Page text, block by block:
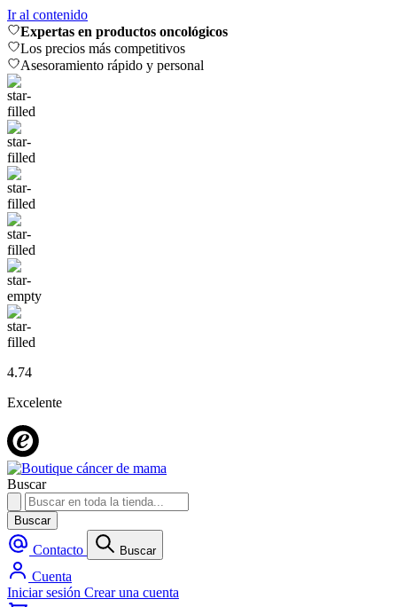
Ir al contenido
Expertas en productos oncológicos
Los precios más competitivos
Asesoramiento rápido y personal
4.74
Excelente
Buscar
Buscar
Contacto Buscar
Cuenta
Iniciar sesión Crear una cuenta